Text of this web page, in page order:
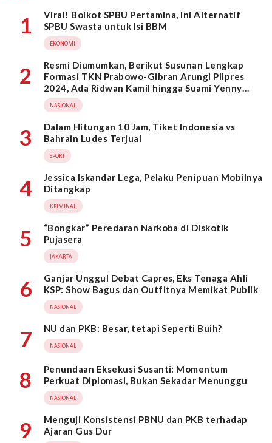
1
Viral! Boikot SPBU Pertamina, Ini Alternatif
SPBU Swasta untuk Isi BBM
EKONOMI
2
Resmi Diumumkan, Berikut Susunan Lengkap
Formasi TKN Prabowo-Gibran Arungi Pilpres
2024, Ada Ridwan Kamil hingga Suami Yenny
Wahid
NASIONAL
3
Dalam Hitungan 10 Jam, Tiket Indonesia vs
Bahrain Ludes Terjual
SPORT
4
Jessica Iskandar Lega, Pelaku Penipuan Mobilnya
Ditangkap
KRIMINAL
5
“Bongkar” Peredaran Narkoba di Diskotik
Pujasera
JAKARTA
6
Ganjar Unggul Debat Capres, Eks Tenaga Ahli
KSP: Show Bagus dan Outfitnya Memikat Publik
NASIONAL
7 NU dan PKB: Besar, tetapi Seperti Buih?
NASIONAL
8
Penundaan Eksekusi Susanti: Momentum
Perkuat Diplomasi, Bukan Sekadar Menunggu
NASIONAL
9
Menguji Konsistensi PBNU dan PKB terhadap
Ajaran Gus Dur